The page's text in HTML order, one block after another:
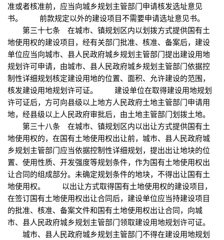
准或者核准前，应当向城乡规划主管部门申请核发选址意见
书。 前款规定以外的建设项目不需要申请选址意见书。
第三十七条 在城市、镇规划区内以划拨方式提供国有土
地使用权的建设项目，经有关部门批准、核准、备案后，建设
单位应当向城市、县人民政府城乡规划主管部门提出建设用地
规划许可申请，由城市、县人民政府城乡规划主管部门依据控
制性详细规划核定建设用地的位置、面积、允许建设的范围，
核发建设用地规划许可证。 建设单位在取得建设用地规划
许可证后，方可向县级以上地方人民政府土地主管部门申请用
地，经县级以上人民政府审批后，由土地主管部门划拨土地。
第三十八条 在城市、镇规划区内以出让方式提供国有土
地使用权的，在国有土地使用权出让前，城市、县人民政府城
乡规划主管部门应当依据控制性详细规划，提出出让地块的位
置、使用性质、开发强度等规划条件，作为国有土地使用权出
让合同的组成部分。未确定规划条件的地块，不得出让国有土
地使用权。 以出让方式取得国有土地使用权的建设项目，
在签订国有土地使用权出让合同后，建设单位应当持建设项目
的批准、核准、备案文件和国有土地使用权出让合同，向城
市、县人民政府城乡规划主管部门领取建设用地规划许可证。
城市、县人民政府城乡规划主管部门不得在建设用地规划